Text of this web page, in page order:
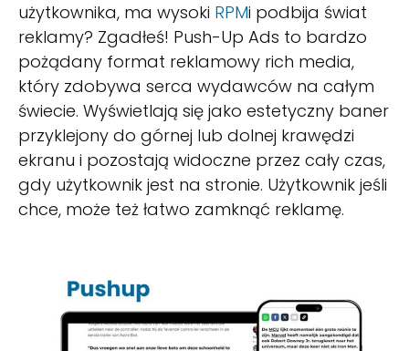
użytkownika, ma wysoki RPMi podbija świat
reklamy? Zgadłeś! Push-Up Ads to bardzo
pożądany format reklamowy rich media,
który zdobywa serca wydawców na całym
świecie. Wyświetlają się jako estetyczny baner
przyklejony do górnej lub dolnej krawędzi
ekranu i pozostają widoczne przez cały czas,
gdy użytkownik jest na stronie. Użytkownik jeśli
chce, może też łatwo zamknąć reklamę.